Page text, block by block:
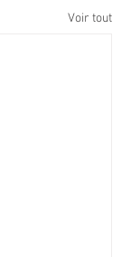
Voir tout